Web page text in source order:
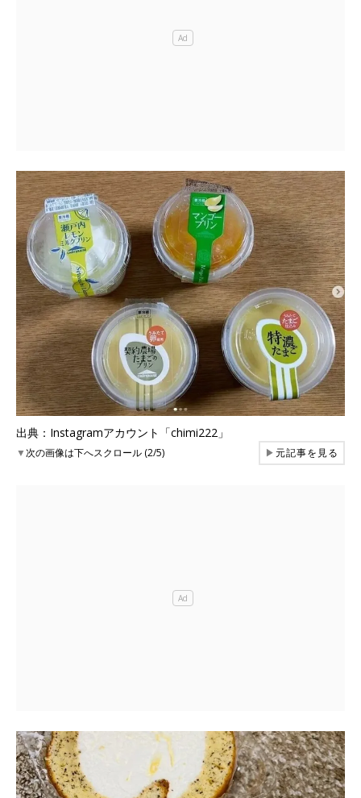
出典：Instagramアカウント「chimi222」
▼次の画像は下へスクロール (2/5) ▶元記事を見る